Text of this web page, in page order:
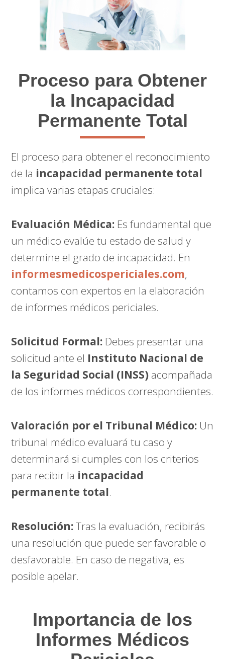
Proceso para Obtener
la Incapacidad
Permanente Total
El proceso para obtener el reconocimiento
de la incapacidad permanente total
implica varias etapas cruciales:
Evaluación Médica: Es fundamental que
un médico evalúe tu estado de salud y
determine el grado de incapacidad. En
informesmedicospericiales.com,
contamos con expertos en la elaboración
de informes médicos periciales.
Solicitud Formal: Debes presentar una
solicitud ante el Instituto Nacional de
la Seguridad Social (INSS) acompañada
de los informes médicos correspondientes.
Valoración por el Tribunal Médico: Un
tribunal médico evaluará tu caso y
determinará si cumples con los criterios
para recibir la incapacidad
permanente total.
Resolución:Tras la evaluación, recibirás
una resolución que puede ser favorable o
desfavorable. En caso de negativa, es
posible apelar.
Importancia de los
Informes Médicos